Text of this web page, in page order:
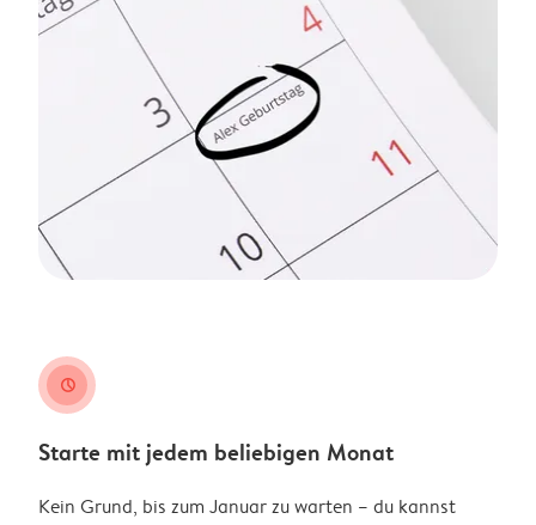
clock
Starte mit jedem beliebigen Monat
Kein Grund, bis zum Januar zu warten – du kannst